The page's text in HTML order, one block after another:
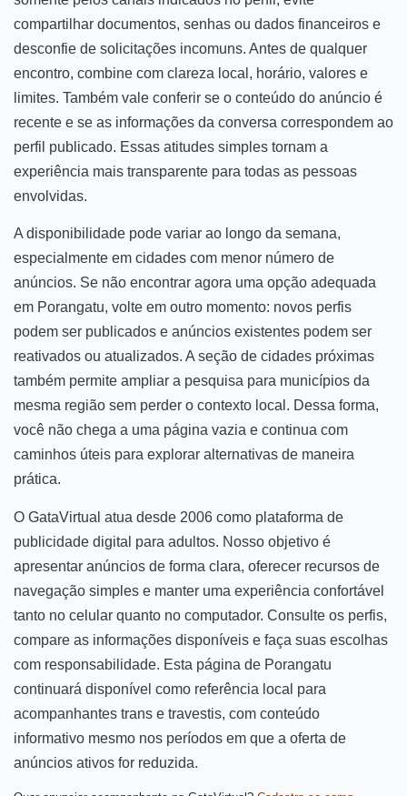
compartilhar documentos, senhas ou dados financeiros e
desconfie de solicitações incomuns. Antes de qualquer
encontro, combine com clareza local, horário, valores e
limites. Também vale conferir se o conteúdo do anúncio é
recente e se as informações da conversa correspondem ao
perfil publicado. Essas atitudes simples tornam a
experiência mais transparente para todas as pessoas
envolvidas.
A disponibilidade pode variar ao longo da semana,
especialmente em cidades com menor número de
anúncios. Se não encontrar agora uma opção adequada
em Porangatu, volte em outro momento: novos perfis
podem ser publicados e anúncios existentes podem ser
reativados ou atualizados. A seção de cidades próximas
também permite ampliar a pesquisa para municípios da
mesma região sem perder o contexto local. Dessa forma,
você não chega a uma página vazia e continua com
caminhos úteis para explorar alternativas de maneira
prática.
O GataVirtual atua desde 2006 como plataforma de
publicidade digital para adultos. Nosso objetivo é
apresentar anúncios de forma clara, oferecer recursos de
navegação simples e manter uma experiência confortável
tanto no celular quanto no computador. Consulte os perfis,
compare as informações disponíveis e faça suas escolhas
com responsabilidade. Esta página de Porangatu
continuará disponível como referência local para
acompanhantes trans e travestis, com conteúdo
informativo mesmo nos períodos em que a oferta de
anúncios ativos for reduzida.